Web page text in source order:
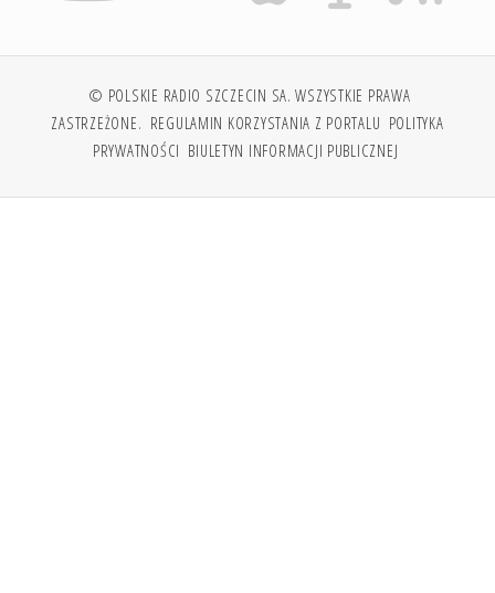
© POLSKIE RADIO SZCZECIN SA. WSZYSTKIE PRAWA
ZASTRZEŻONE. REGULAMIN KORZYSTANIA Z PORTALU POLITYKA
PRYWATNOŚCI BIULETYN INFORMACJI PUBLICZNEJ